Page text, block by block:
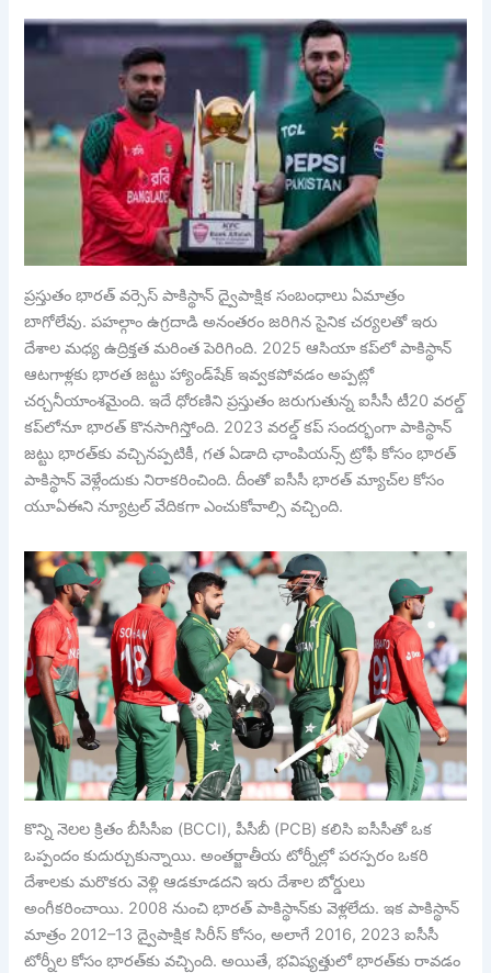
ప్రస్తుతం భారత్ వర్సెస్ పాకిస్థాన్ ద్వైపాక్షిక సంబంధాలు ఏమాత్రం
బాగోలేవు. పహల్గాం ఉగ్రదాడి అనంతరం జరిగిన సైనిక చర్యలతో ఇరు
దేశాల మధ్య ఉద్రిక్తత మరింత పెరిగింది. 2025 ఆసియా కప్‌లో పాకిస్థాన్
ఆటగాళ్లకు భారత జట్టు హ్యాండ్‌షేక్ ఇవ్వకపోవడం అప్పట్లో
చర్చనీయాంశమైంది. ఇదే ధోరణిని ప్రస్తుతం జరుగుతున్న ఐసీసీ టీ20 వరల్డ్
కప్‌లోనూ భారత్ కొనసాగిస్తోంది. 2023 వరల్డ్ కప్ సందర్భంగా పాకిస్థాన్
జట్టు భారత్‌కు వచ్చినప్పటికీ, గత ఏడాది ఛాంపియన్స్ ట్రోఫీ కోసం భారత్
పాకిస్థాన్ వెళ్లేందుకు నిరాకరించింది. దీంతో ఐసీసీ భారత్ మ్యాచ్‌ల కోసం
యూఏఈని న్యూట్రల్ వేదికగా ఎంచుకోవాల్సి వచ్చింది.
కొన్ని నెలల క్రితం బీసీసీఐ (BCCI), పీసీబీ (PCB) కలిసి ఐసీసీతో ఒక
ఒప్పందం కుదుర్చుకున్నాయి. అంతర్జాతీయ టోర్నీల్లో పరస్పరం ఒకరి
దేశాలకు మరొకరు వెళ్లి ఆడకూడదని ఇరు దేశాల బోర్డులు
అంగీకరించాయి. 2008 నుంచి భారత్ పాకిస్థాన్‌కు వెళ్లలేదు. ఇక పాకిస్థాన్
మాత్రం 2012–13 ద్వైపాక్షిక సిరీస్ కోసం, అలాగే 2016, 2023 ఐసీసీ
టోర్నీల కోసం భారత్‌కు వచ్చింది. అయితే, భవిష్యత్తులో భారత్‌కు రావడం